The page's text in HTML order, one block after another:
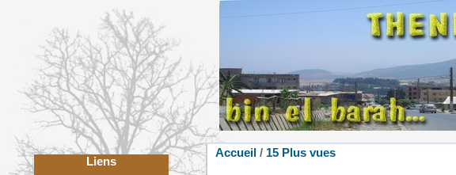
Liens
Accueil / 15 Plus vues